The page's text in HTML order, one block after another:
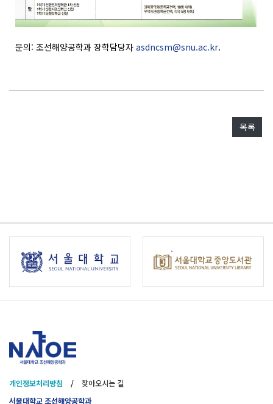
문의: 조선해양공학과 장학담당자 asdncsm@snu.ac.kr.
목록
개인정보처리방침 /
찾아오시는 길
서울대학교 조선해양공학과